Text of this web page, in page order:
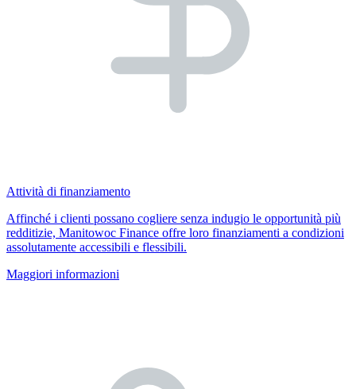
Attività di finanziamento
Affinché i clienti possano cogliere senza indugio le opportunità più
redditizie, Manitowoc Finance offre loro finanziamenti a condizioni
assolutamente accessibili e flessibili.
Maggiori informazioni